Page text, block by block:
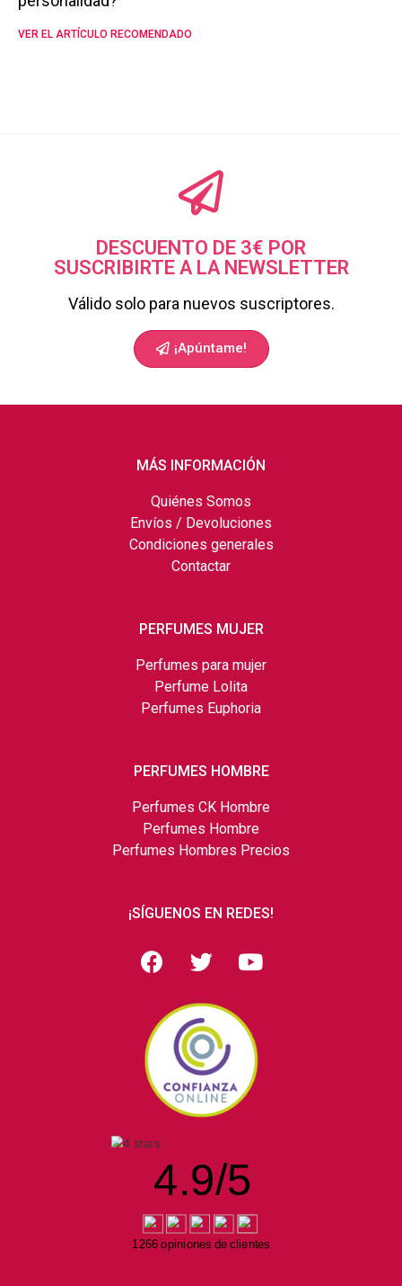
VER EL ARTÍCULO RECOMENDADO
DESCUENTO DE 3€ POR
SUSCRIBIRTE A LA NEWSLETTER
Válido solo para nuevos suscriptores.
¡Apúntame!
MÁS INFORMACIÓN
Quiénes Somos
Envíos / Devoluciones
Condiciones generales
Contactar
PERFUMES MUJER
Perfumes para mujer
Perfume Lolita
Perfumes Euphoria
PERFUMES HOMBRE
Perfumes CK Hombre
Perfumes Hombre
Perfumes Hombres Precios
¡SÍGUENOS EN REDES!
4.9/5
1266 opiniones de clientes